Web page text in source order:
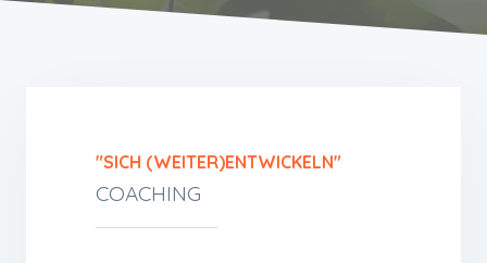
"SICH (WEITER)ENTWICKELN"
COACHING